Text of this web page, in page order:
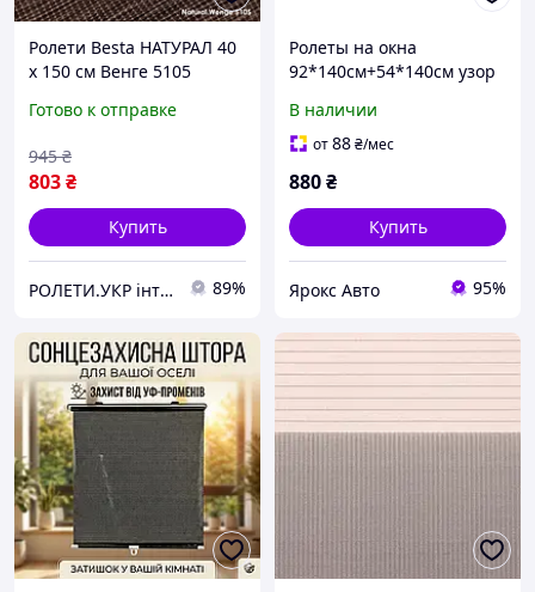
Ролети Besta НАТУРАЛ 40
х 150 см Венге 5105
Готово к отправке
803₴
945 ₴
Купить
РОЛЕТИ.УКР інтернет-магазин ролет та жалюзі 89%
Ролеты на окна
92*140см+54*140см узор
В наличии
от88₴/мес
880₴
Купить
Ярокс Авто 95%